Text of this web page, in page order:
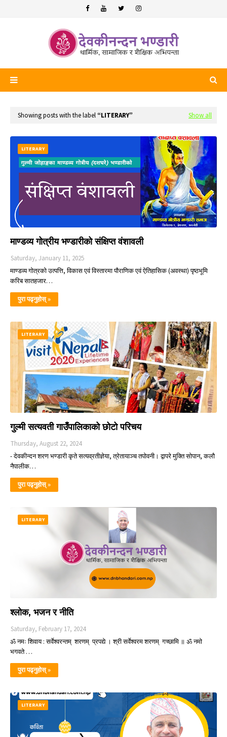
Showing posts with the label LITERARY Show all
LITERARY
माण्डव्य गोत्रीय भण्डारीको संक्षिप्त वंशावली
Saturday, January 11, 2025
माण्डव्य गोत्रको उत्पत्ति, विकास एवं विस्तारमा पौराणिक एवं ऐतिहासिक (अवस्था) पृष्ठभूमि
करिब सातहजार…
पुरा पढ्नुहोस् »
LITERARY
गुल्मी सत्यवती गाउँपालिकाको छोटो परिचय
Thursday, August 22, 2024
- देवकीन्दन शरण भण्डारी कृते सत्यव्रतीज्ञेया, त्रेतायाञ्च तपोवनी। द्वापरे मुक्ति सोपान, कलौ
नैपालीक…
पुरा पढ्नुहोस् »
LITERARY
श्लोक, भजन र नीति
Saturday, February 17, 2024
ॐ नमः शिवाय : सर्वेश्वरन्तम् शरणम् प्रपद्ये । श्री सर्वेश्वरम शरणम् गच्छामि ॥ ॐ नमो
भगवते …
पुरा पढ्नुहोस् »
LITERARY